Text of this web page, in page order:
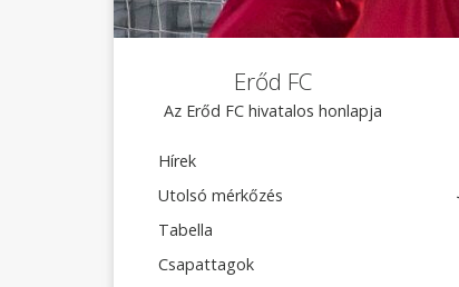
Erőd FC
Az Erőd FC hivatalos honlapja
Hírek
Utolsó mérkőzés
Tabella
Csapattagok